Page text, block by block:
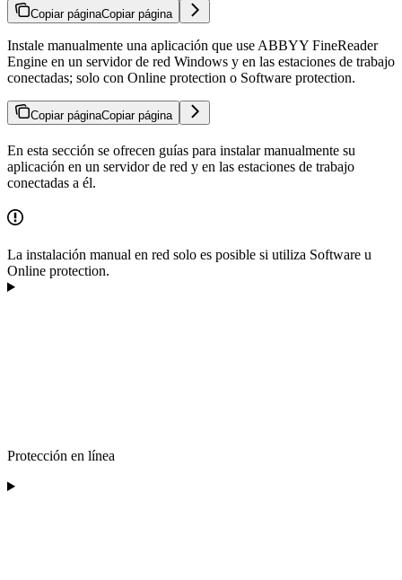
Copiar páginaCopiar página
Instale manualmente una aplicación que use ABBYY FineReader
Engine en un servidor de red Windows y en las estaciones de trabajo
conectadas; solo con Online protection o Software protection.
Copiar páginaCopiar página
En esta sección se ofrecen guías para instalar manualmente su
aplicación en un servidor de red y en las estaciones de trabajo
conectadas a él.
La instalación manual en red solo es posible si utiliza Software u
Online protection.
Protección en línea